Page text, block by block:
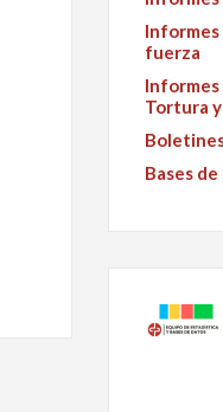
Informes
fuerza
Informes
Tortura
Bases